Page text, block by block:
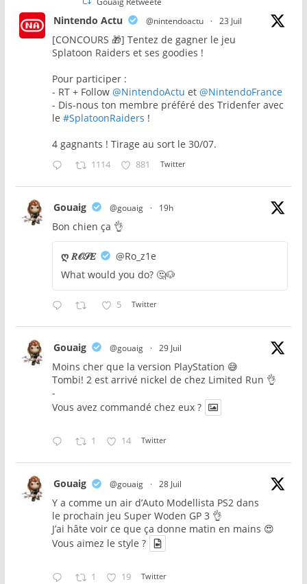
Nintendo Actu @nintendoactu · 23 Juil
[CONCOURS 🎁] Tentez de gagner le jeu
Splatoon Raiders et ses goodies !
Pour participer :
- RT + Follow @NintendoActu et @NintendoFrance
- Dis-nous ton membre préféré des Tridenfer avec
le #SplatoonRaiders !
4 gagnants ! Tirage au sort le 30/07.
1114 881 Twitter
Gouaig @gouaig · 19h
Bon chien ça 👌
ღ 𝑅𝒪𝒮𝐸
@Ro_z1e
What would you do? 🤔🐶
5 Twitter
Gouaig @gouaig · 29 Juil
Moins cher que la version PlayStation 😅
Tombi! 2 est arrivé nickel de chez Limited Run 👌
-
Vous avez commandé chez eux ?
1 14 Twitter
Gouaig @gouaig · 28 Juil
Y a comme un air d’Auto Modellista PS2 dans
le prochain jeu Super Woden GP 3 👌
J’ai hâte voir ce que ça donne matin en mains 😍
Vous aimez le style ?
1 19 Twitter